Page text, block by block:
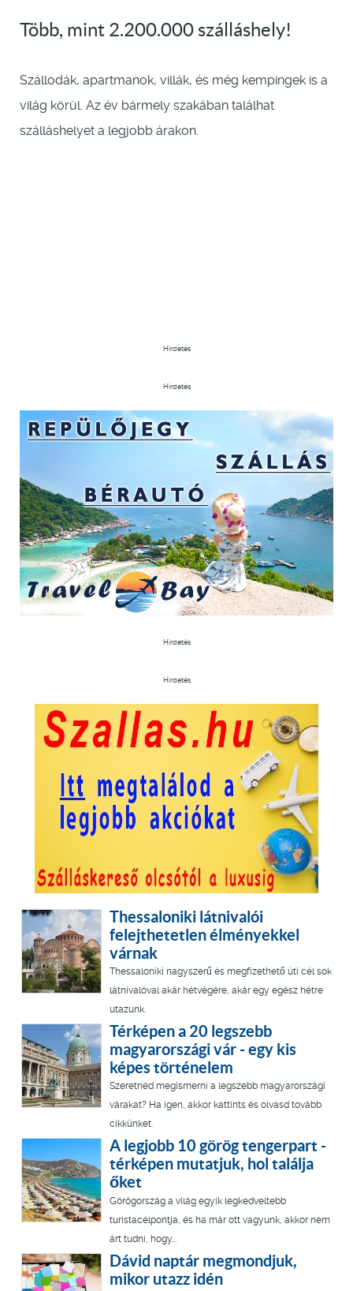
Több, mint 2.200.000 szálláshely!
Szállodák, apartmanok, villák, és még kempingek is a
világ körül. Az év bármely szakában találhat
szálláshelyet a legjobb árakon.
Hirdetés
Hirdetés
Hirdetés
Hirdetés
Thessaloniki látnivalói
felejthetetlen élményekkel
várnak
Thessaloniki nagyszerű és megfizethető úti cél sok
látnivalóval akár hétvégére, akár egy egész hétre
utazunk.
Térképen a 20 legszebb
magyarországi vár - egy kis
képes történelem
Szeretnéd megismerni a legszebb magyarországi
várakat? Ha igen, akkor kattints és olvasd tovább
cikkünket.
A legjobb 10 görög tengerpart -
térképen mutatjuk, hol találja
őket
Görögország a világ egyik legkedveltebb
turistacélpontja, és ha már ott vagyunk, akkor nem
árt tudni, hogy...
Dávid naptár megmondjuk,
mikor utazz idén